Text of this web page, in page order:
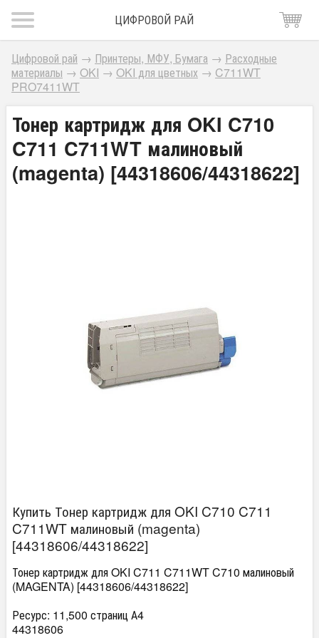
ЦИФРОВОЙ РАЙ
Цифровой рай → Принтеры, МФУ, Бумага → Расходные
материалы → OKI → OKI для цветных → C711WT
PRO7411WT
Тонер картридж для OKI C710
C711 C711WT малиновый
(magenta) [44318606/44318622]
Купить Тонер картридж для OKI C710 C711
C711WT малиновый (magenta)
[44318606/44318622]
Тонер картридж для OKI C711 C711WT C710 малиновый
(MAGENTA) [44318606/44318622]
Ресурс: 11,500 страниц А4
44318606